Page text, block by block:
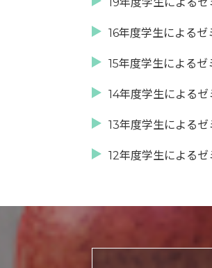
16年度学生による
15年度学生による
14年度学生による
13年度学生による
12年度学生による